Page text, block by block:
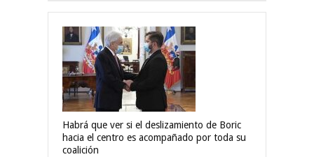
Habrá que ver si el deslizamiento de Boric
hacia el centro es acompañado por toda su
coalición